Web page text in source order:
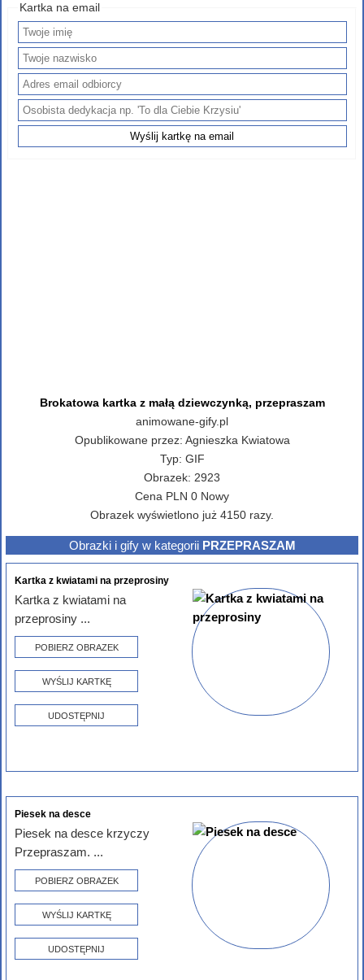
Kartka na email
Brokatowa kartka z małą dziewczynką, przepraszam
animowane-gify.pl
Opublikowane przez: Agnieszka Kwiatowa
Typ: GIF
Obrazek: 2923
Cena PLN 0 Nowy
Obrazek wyświetlono już 4150 razy.
Obrazki i gify w kategorii PRZEPRASZAM
Kartka z kwiatami na przeprosiny
Kartka z kwiatami na
przeprosiny ...
POBIERZ OBRAZEK
WYŚLIJ KARTKĘ
UDOSTĘPNIJ
Piesek na desce
Piesek na desce krzyczy
Przepraszam. ...
POBIERZ OBRAZEK
WYŚLIJ KARTKĘ
UDOSTĘPNIJ